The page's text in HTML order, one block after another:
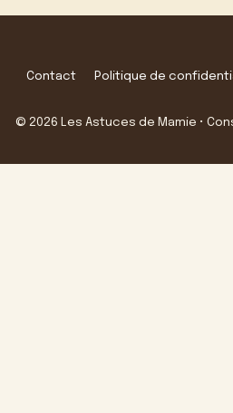
Contact Politique de
© 2026 Les Astuces de Mamie •